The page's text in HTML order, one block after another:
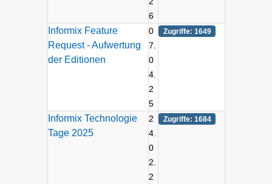
6
Informix Feature
Request - Aufwertung
der Editionen
0
7.
0
4.
2
5
Zugriffe: 1649
Informix Technologie
Tage 2025
2
4.
0
2.
2
Zugriffe: 1684